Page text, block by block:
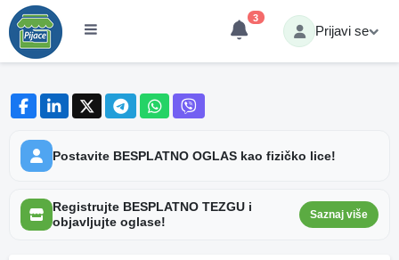
3
Prijavi se
Postavite BESPLATNO OGLAS kao fizičko lice!
Registrujte BESPLATNO TEZGU i
objavljujte oglase!
Saznaj više